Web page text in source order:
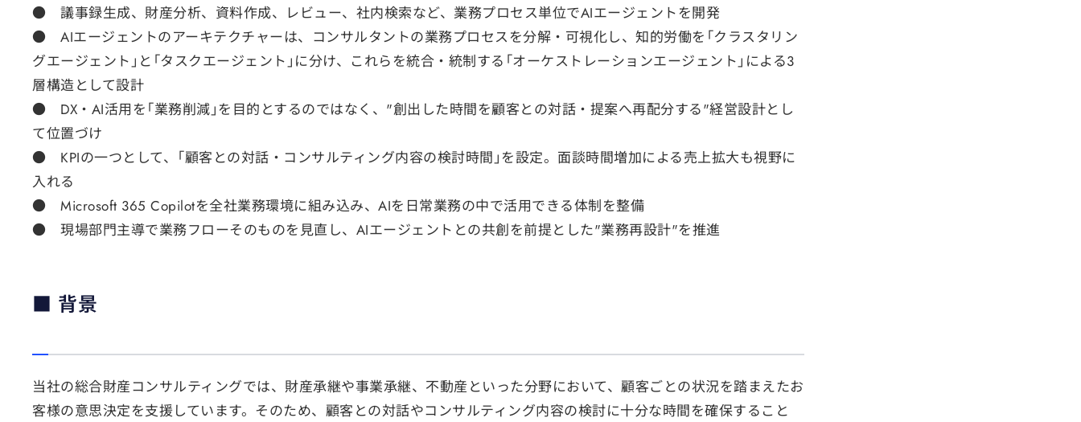
● 議事録生成、財産分析、資料作成、レビュー、社内検索など、業務プロセス単位でAIエージェントを開発
● AIエージェントのアーキテクチャーは、コンサルタントの業務プロセスを分解・可視化し、知的労働を「クラスタリン
グエージェント」と「タスクエージェント」に分け、これらを統合・統制する「オーケストレーションエージェント」による3
層構造として設計
● DX・AI活用を「業務削減」を目的とするのではなく、"創出した時間を顧客との対話・提案へ再配分する"経営設計とし
て位置づけ
● KPIの一つとして、「顧客との対話・コンサルティング内容の検討時間」を設定。面談時間増加による売上拡大も視野に
入れる
● Microsoft 365 Copilotを全社業務環境に組み込み、AIを日常業務の中で活用できる体制を整備
● 現場部門主導で業務フローそのものを見直し、AIエージェントとの共創を前提とした"業務再設計"を推進
■ 背景
当社の総合財産コンサルティングでは、財産承継や事業承継、不動産といった分野において、顧客ごとの状況を踏まえたお
客様の意思決定を支援しています。そのため、顧客との対話やコンサルティング内容の検討に十分な時間を確保すること